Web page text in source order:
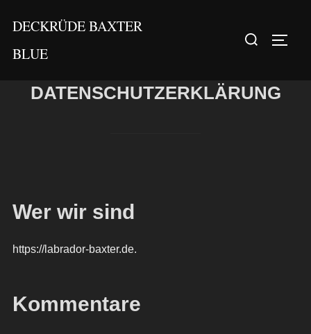
Inhalt
springen
DECKRÜDE BAXTER
BLUE
Suchen
DATENSCHUTZERKLÄRUNG
Wer wir sind
https://labrador-baxter.de.
Kommentare